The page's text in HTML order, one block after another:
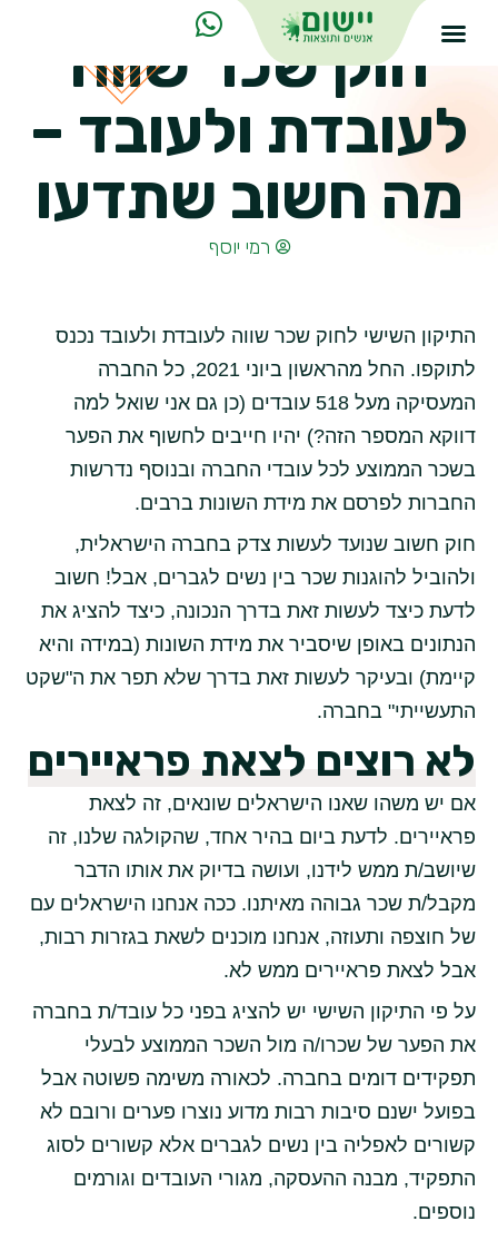
חוק שכר שווה
לעובדת ולעובד –
מה חשוב שתדעו
רמי יוסף
התיקון השישי לחוק שכר שווה לעובדת ולעובד נכנס
לתוקפו. החל מהראשון ביוני 2021, כל החברה
המעסיקה מעל 518 עובדים (כן גם אני שואל למה
דווקא המספר הזה?) יהיו חייבים לחשוף את הפער
בשכר הממוצע לכל עובדי החברה ובנוסף נדרשות
החברות לפרסם את מידת השונות ברבים.
חוק חשוב שנועד לעשות צדק בחברה הישראלית,
ולהוביל להוגנות שכר בין נשים לגברים, אבל! חשוב
לדעת כיצד לעשות זאת בדרך הנכונה, כיצד להציג את
הנתונים באופן שיסביר את מידת השונות (במידה והיא
קיימת) ובעיקר לעשות זאת בדרך שלא תפר את ה"שקט
התעשייתי" בחברה.
לא רוצים לצאת פראיירים
אם יש משהו שאנו הישראלים שונאים, זה לצאת
פראיירים. לדעת ביום בהיר אחד, שהקולגה שלנו, זה
שיושב/ת ממש לידנו, ועושה בדיוק את אותו הדבר
מקבל/ת שכר גבוהה מאיתנו. ככה אנחנו הישראלים עם
של חוצפה ותעוזה, אנחנו מוכנים לשאת בגזרות רבות,
אבל לצאת פראיירים ממש לא.
על פי התיקון השישי יש להציג בפני כל עובד/ת בחברה
את הפער של שכרו/ה מול השכר הממוצע לבעלי
תפקידים דומים בחברה. לכאורה משימה פשוטה אבל
בפועל ישנם סיבות רבות מדוע נוצרו פערים ורובם לא
קשורים לאפליה בין נשים לגברים אלא קשורים לסוג
התפקיד, מבנה ההעסקה, מגורי העובדים וגורמים
נוספים.